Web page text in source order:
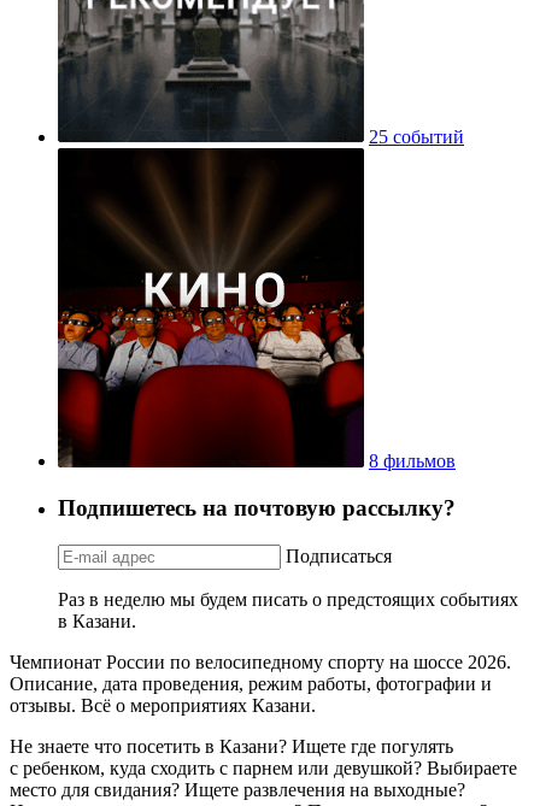
25 событий
8 фильмов
Подпишетесь на почтовую рассылку?
Подписаться
Раз в неделю мы будем писать о предстоящих событиях
в Казани.
Чемпионат России по велосипедному спорту на шоссе 2026.
Описание, дата проведения, режим работы, фотографии и
отзывы. Всё о мероприятиях Казани.
Не знаете что посетить в Казани? Ищете где погулять
с ребенком, куда сходить с парнем или девушкой? Выбираете
место для свидания? Ищете развлечения на выходные?